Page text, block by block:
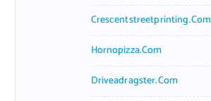
Crescentstreetprinting.com
Hornopizza.com
Driveadragster.com